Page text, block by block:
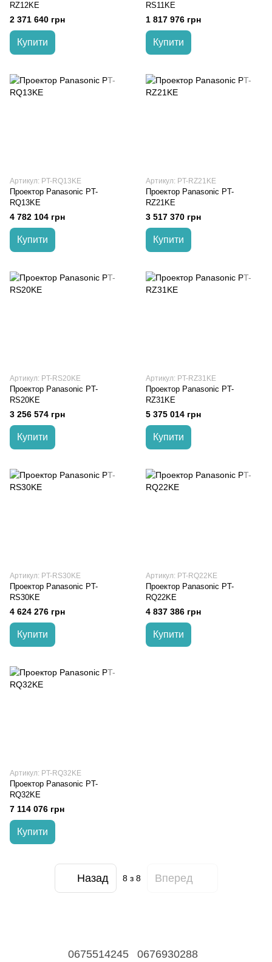
RZ12KE
2 371 640 грн
Купити
RS11KE
1 817 976 грн
Купити
Артикул: PT-RQ13KE
Проектор Panasonic PT-
RQ13KE
4 782 104 грн
Купити
Артикул: PT-RZ21KE
Проектор Panasonic PT-
RZ21KE
3 517 370 грн
Купити
Артикул: PT-RS20KE
Проектор Panasonic PT-
RS20KE
3 256 574 грн
Купити
Артикул: PT-RZ31KE
Проектор Panasonic PT-
RZ31KE
5 375 014 грн
Купити
Артикул: PT-RS30KE
Проектор Panasonic PT-
RS30KE
4 624 276 грн
Купити
Артикул: PT-RQ22KE
Проектор Panasonic PT-
RQ22KE
4 837 386 грн
Купити
Артикул: PT-RQ32KE
Проектор Panasonic PT-
RQ32KE
7 114 076 грн
Купити
Назад 8з 8 Вперед
0675514245 0676930288